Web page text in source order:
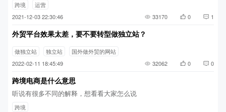
跨境
运营
2021-12-03 22:30:46
33170 0 1
外贸平台效果太差，要不要转型做独立站？
做独立站 独立站
国外做外贸的网站
2022-02-11 18:45:49
32062 0 0
跨境电商是什么意思
听说有很多不同的解释，想看看大家怎么说
跨境